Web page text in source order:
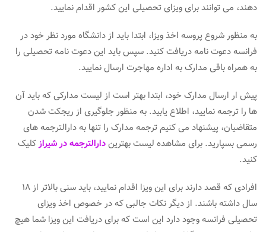
دهند، می توانند برای ویزای تحصیلی این کشور اقدام نمایید.
به منظور شروع پروسه اخذ ویزا، ابتدا باید از دانشگاه مورد نظر خود در
فرانسه دعوت نامه دریافت کنید. سپس باید این دعوت نامه تحصیلی را
به همراه باقی مدارک به اداره مهاجرت ارسال نمایید.
پیش ار ارسال مدارک خود، ابتدا بهتر است از لیست مدارکی که باید آن
ها را ترجمه نمایید، اطلاع یابید. به منظور جلوگیری از ریجکت شدن
متقاضیان، پیشنهاد می کنیم ترجمه مدارک را تنها به دارالترجمه های
رسمی بسپارید. برای مشاهده لیست بهتریندارالترجمه در شیرازکلیک
کنید.
افرادی که قصد دارند برای این ویزا اقدام نمایید، باید سنی بالاتر از 18
سال داشته باشند. از دیگر نکات جالبی که در خصوص اخذ ویزای
تحصیلی فرانسه وجود دارد این است که برای دریافت این ویزا شما هیچ